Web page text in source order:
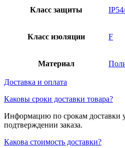
Класс защиты
Класс изоляции F
Материал
Доставка и оплата
Каковы сроки доставки товара?
Информацию по срокам доставки
подтверждении заказа.
Какова стоимость доставки?